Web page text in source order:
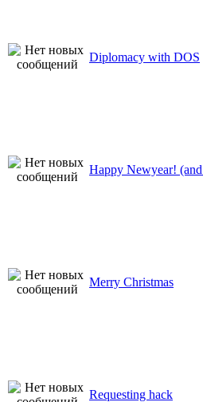
Diplomacy with DOS
Happy Newyear!
Merry Christmas
Requesting hack